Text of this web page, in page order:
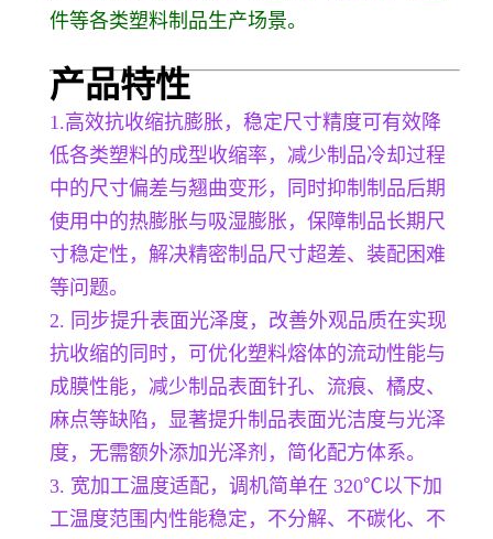
件等各类塑料制品生产场景。
产品特性
1.高效抗收缩抗膨胀，稳定尺寸精度可有效降
低各类塑料的成型收缩率，减少制品冷却过程
中的尺寸偏差与翘曲变形，同时抑制制品后期
使用中的热膨胀与吸湿膨胀，保障制品长期尺
寸稳定性，解决精密制品尺寸超差、装配困难
等问题。
2. 同步提升表面光泽度，改善外观品质在实现
抗收缩的同时，可优化塑料熔体的流动性能与
成膜性能，减少制品表面针孔、流痕、橘皮、
麻点等缺陷，显著提升制品表面光洁度与光泽
度，无需额外添加光泽剂，简化配方体系。
3. 宽加工温度适配，调机简单在 320℃以下加
工温度范围内性能稳定，不分解、不碳化、不